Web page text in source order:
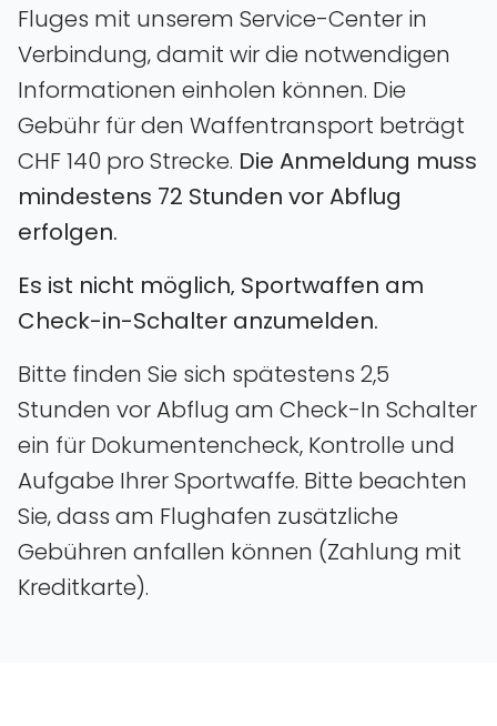
Fluges mit unserem Service-Center in
Verbindung‚ damit wir die notwendigen
Informationen einholen können. Die
Gebühr für den Waffentransport beträgt
CHF 140 pro Strecke. Die Anmeldung muss
mindestens 72 Stunden vor Abflug
erfolgen.
Es ist nicht möglich‚ Sportwaffen am
Check-in-Schalter anzumelden.
Bitte finden Sie sich spätestens 2,5
Stunden vor Abflug am Check-In Schalter
ein für Dokumentencheck, Kontrolle und
Aufgabe Ihrer Sportwaffe. Bitte beachten
Sie‚ dass am Flughafen zusätzliche
Gebühren anfallen können (Zahlung mit
Kreditkarte).